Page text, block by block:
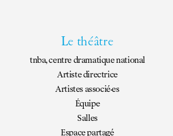
Le théâtre
tnba, centre dramatique national
Artiste directrice
Artistes associé·es
Équipe
Salles
Espace partagé